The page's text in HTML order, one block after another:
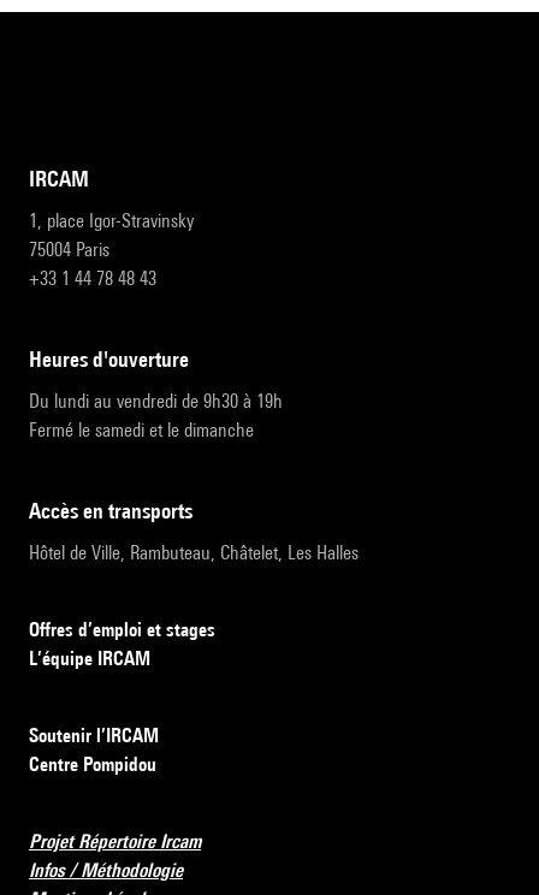
IRCAM
1, place Igor-Stravinsky
75004 Paris
+33 1 44 78 48 43
heures d'ouverture
Du lundi au vendredi de 9h30 à 19h
Fermé le samedi et le dimanche
accès en transports
Hôtel de Ville, Rambuteau, Châtelet, Les Halles
Offres d’emploi et stages
L’équipe IRCAM
Soutenir l’IRCAM
Centre Pompidou
Projet Répertoire Ircam
Infos / Méthodologie